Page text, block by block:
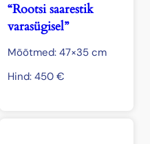
“Rootsi saarestik
varasügisel”
Mõõtmed: 47×35 cm
Hind:450€